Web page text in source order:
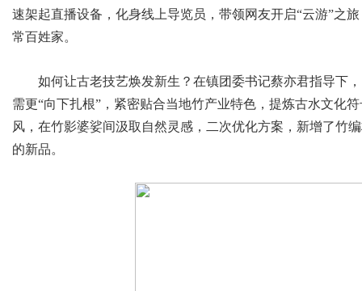
速架起直播设备，化身线上导览员，带领网友开启“云游”之
常百姓家。
如何让古老技艺焕发新生？在镇团委书记蔡亦君指导下
需更“向下扎根”，紧密贴合当地竹产业特色，提炼古水文化
风，在竹影婆娑间汲取自然灵感，二次优化方案，新增了竹
的新品。